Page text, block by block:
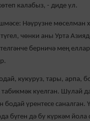
калабыз, - диде ул.
Нәүрүзне мөселман
түгел, чөнки аны Урта
берничә мең
кукуруз, тары, арпа,
табикмәк куелган. Шулай
үрентесе саналган.
бүген дә бу күркәм йола